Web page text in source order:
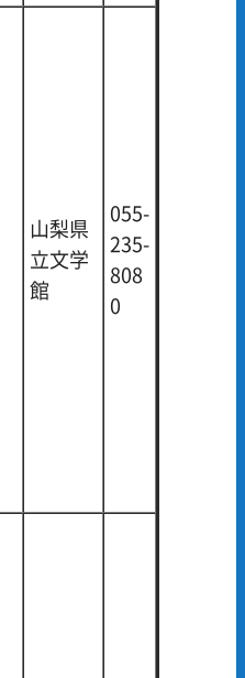
山梨県
立文学
館
055-
235-
808
0